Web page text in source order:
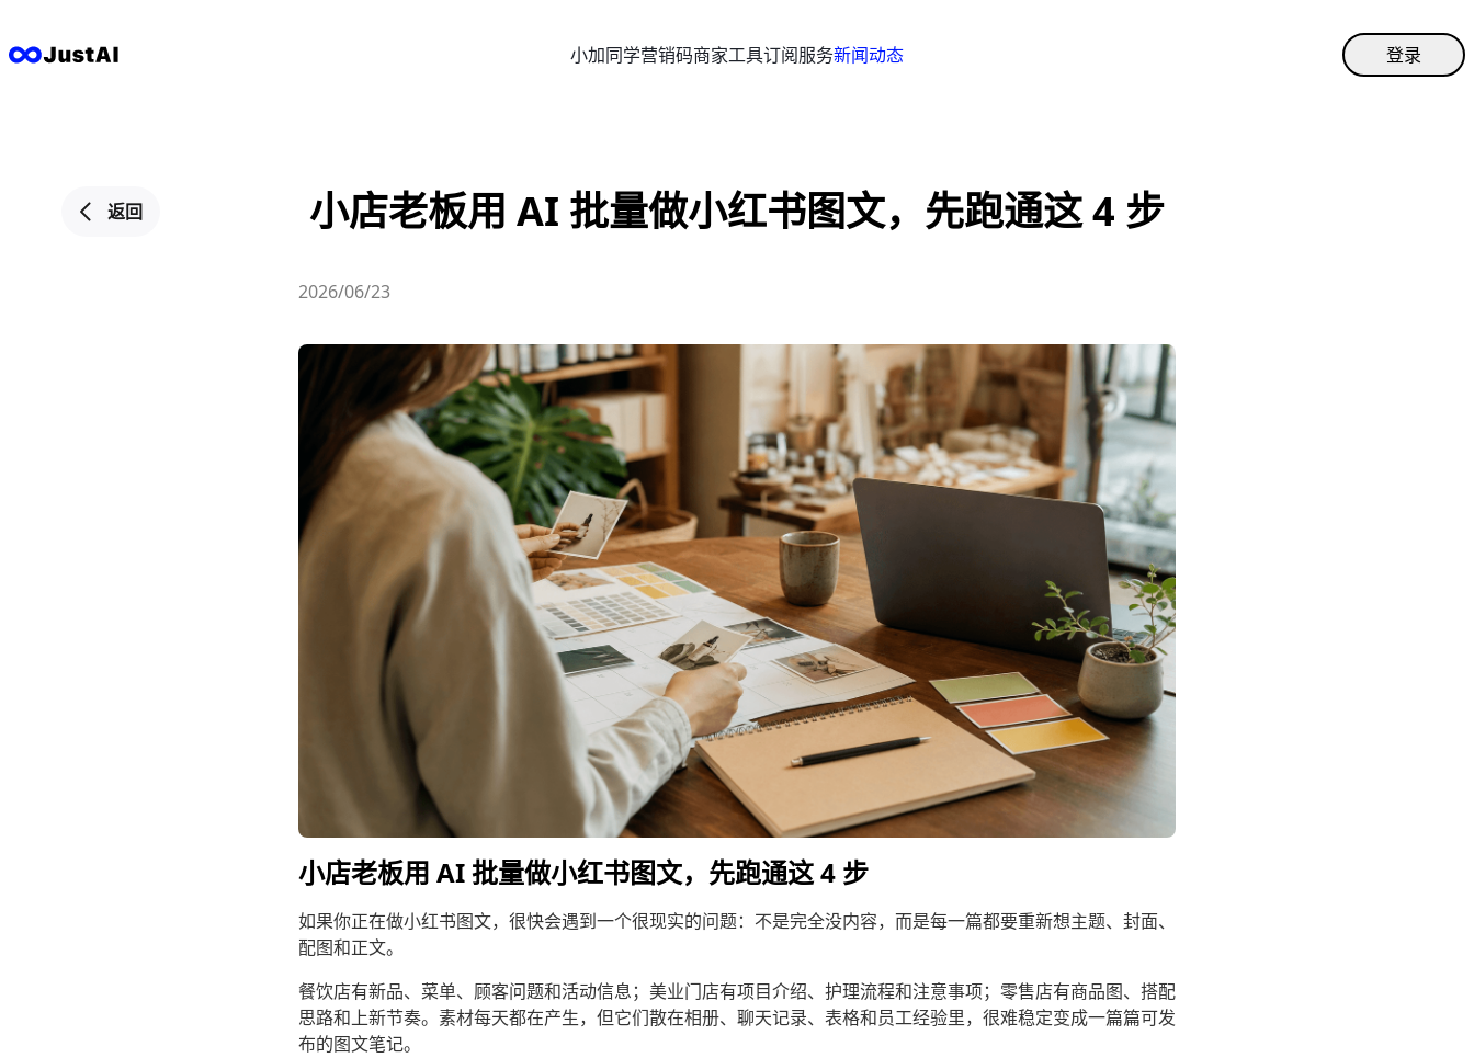
小加同学营销码商家工具订阅服务新闻动态 登录
返回 小店老板用 AI 批量做小红书图文，先跑通这 4 步
2026/06/23
小店老板用 AI 批量做小红书图文，先跑通这 4 步
如果你正在做小红书图文，很快会遇到一个很现实的问题：不是完全没内容，而是每一篇都要重新想主题、封面、
配图和正文。
餐饮店有新品、菜单、顾客问题和活动信息；美业门店有项目介绍、护理流程和注意事项；零售店有商品图、搭配
思路和上新节奏。素材每天都在产生，但它们散在相册、聊天记录、表格和员工经验里，很难稳定变成一篇篇可发
布的图文笔记。